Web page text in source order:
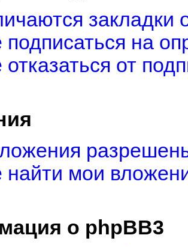
закладки
подписаться на
от
найти мои
о phpBB3